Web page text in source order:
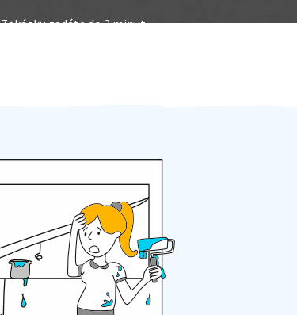
Zakázku zadáte do 2 minut